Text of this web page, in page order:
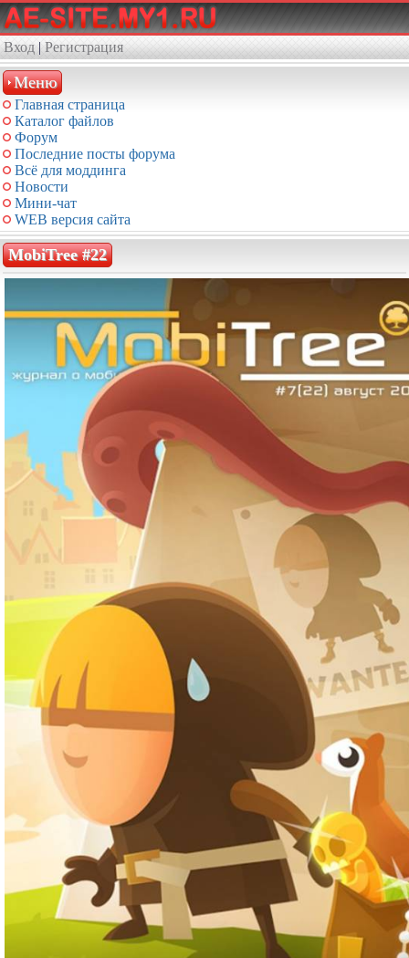
Вход | Регистрация
Меню
Главная страница
Каталог файлов
Форум
Последние посты форума
Всё для моддинга
Новости
Мини-чат
WEB версия сайта
MobiTree #22